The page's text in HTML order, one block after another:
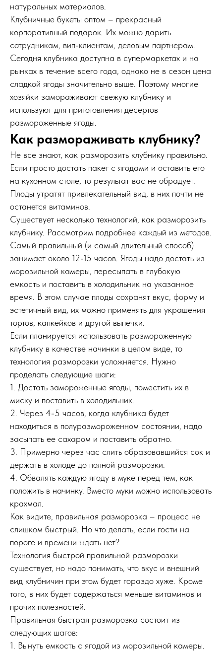
натуральных материалов.
Клубничные букеты оптом – прекрасный
корпоративный подарок. Их можно дарить
сотрудникам, вип-клиентам, деловым партнерам.
Сегодня клубника доступна в супермаркетах и на
рынках в течение всего года, однако не в сезон цена
сладкой ягоды значительно выше. Поэтому многие
хозяйки замораживают свежую клубнику и
используют для приготовления десертов
размороженные ягоды.
Как размораживать клубнику?
Не все знают, как разморозить клубнику правильно.
Если просто достать пакет с ягодами и оставить его
на кухонном столе, то результат вас не обрадует.
Плоды утратят привлекательный вид, в них почти не
останется витаминов.
Существует несколько технологий, как разморозить
клубнику. Рассмотрим подробнее каждый из методов.
Самый правильный (и самый длительный способ)
занимает около 12-15 часов. Ягоды надо достать из
морозильной камеры, пересыпать в глубокую
емкость и поставить в холодильник на указанное
время. В этом случае плоды сохранят вкус, форму и
эстетичный вид, их можно применять для украшения
тортов, капкейков и другой выпечки.
Если планируется использовать размороженную
клубнику в качестве начинки в целом виде, то
технология разморозки усложняется. Нужно
проделать следующие шаги:
1. Достать замороженные ягоды, поместить их в
миску и поставить в холодильник.
2. Через 4-5 часов, когда клубника будет
находиться в полуразмороженном состоянии, надо
засыпать ее сахаром и поставить обратно.
3. Примерно через час слить образовавшийся сок и
держать в холоде до полной разморозки.
4. Обвалять каждую ягоду в муке перед тем, как
положить в начинку. Вместо муки можно использовать
крахмал.
Как видите, правильная разморозка – процесс не
слишком быстрый. Но что делать, если гости на
пороге и времени ждать нет?
Технология быстрой правильной разморозки
существует, но надо понимать, что вкус и внешний
вид клубничин при этом будет гораздо хуже. Кроме
того, в них будет содержаться меньше витаминов и
прочих полезностей.
Правильная быстрая разморозка состоит из
следующих шагов:
1. Вынуть емкость с ягодой из морозильной камеры.